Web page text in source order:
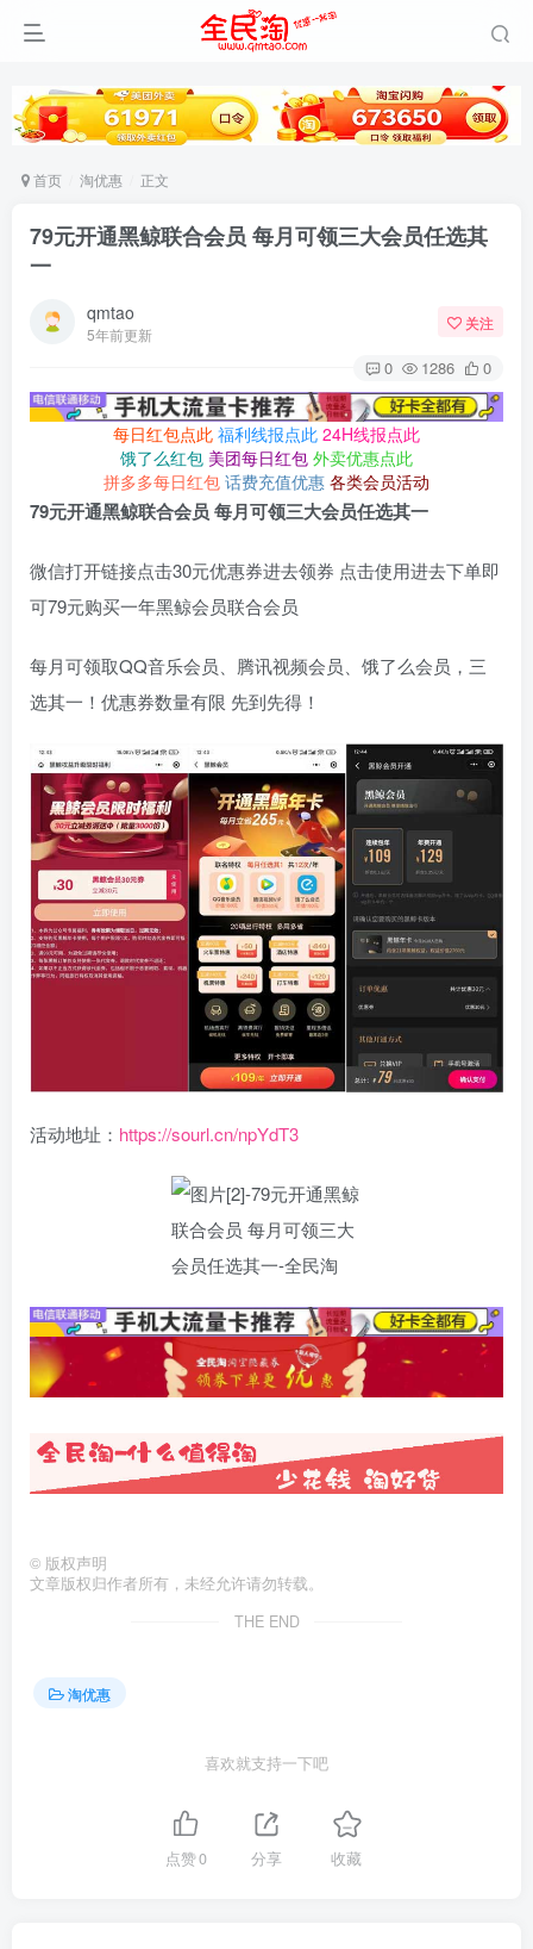
首页 淘优惠 正文
79元开通黑鲸联合会员 每月可领三大会员任选其
一
qmtao
5年前更新
关注
0 1286 0
每日红包点此 福利线报点此 24H线报点此
饿了么红包 美团每日红包 外卖优惠点此
拼多多每日红包 话费充值优惠 各类会员活动
79元开通黑鲸联合会员 每月可领三大会员任选其一
微信打开链接点击30元优惠券进去领券 点击使用进去下单即
可79元购买一年黑鲸会员联合会员
每月可领取QQ音乐会员、腾讯视频会员、饿了么会员，三
选其一！优惠券数量有限 先到先得！
活动地址： https://sourl.cn/npYdT3
© 版权声明
文章版权归作者所有，未经允许请勿转载。
THE END
淘优惠
喜欢就支持一下吧
点赞0 分享 收藏